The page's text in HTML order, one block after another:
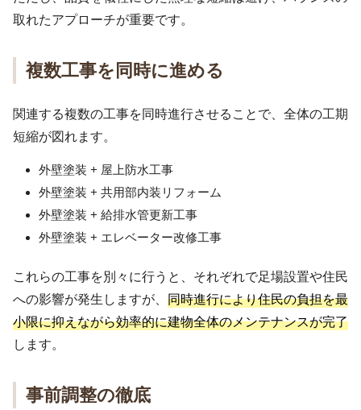
取れたアプローチが重要です。
複数工事を同時に進める
関連する複数の工事を同時進行させることで、全体の工期
短縮が図れます。
外壁塗装 + 屋上防水工事
外壁塗装 + 共用部内装リフォーム
外壁塗装 + 給排水管更新工事
外壁塗装 + エレベーター改修工事
これらの工事を別々に行うと、それぞれで足場設置や住民
への影響が発生しますが、 同時進行により住民の負担を最
小限に抑えながら効率的に建物全体のメンテナンスが完了
します。
事前調整の徹底